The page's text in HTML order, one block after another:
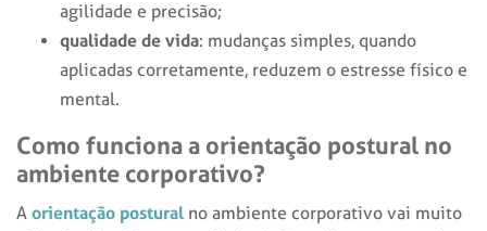
agilidade e precisão;
qualidade de vida: mudanças simples, quando
aplicadas corretamente, reduzem o estresse físico e
mental.
Como funciona a orientação postural no
ambiente corporativo?
A orientação postural no ambiente corporativo vai muito